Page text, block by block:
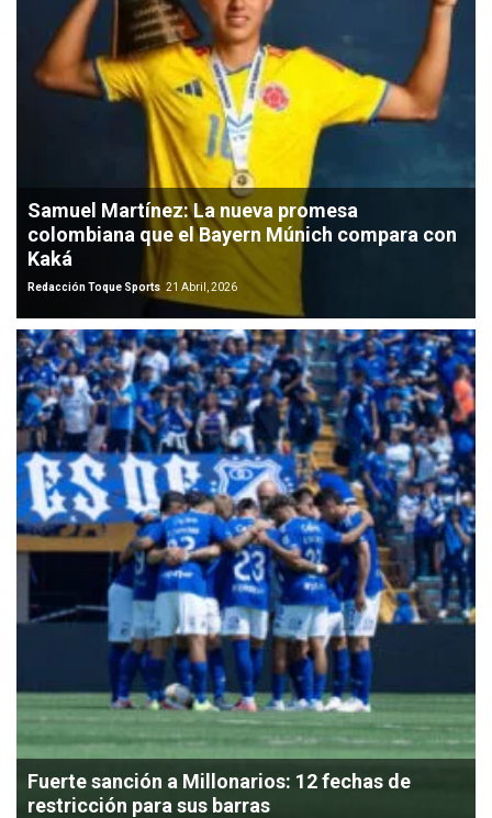
Samuel Martínez: La nueva promesa
colombiana que el Bayern Múnich compara con
Kaká
Redacción Toque Sports 21 Abril, 2026
Fuerte sanción a Millonarios: 12 fechas de
restricción para sus barras